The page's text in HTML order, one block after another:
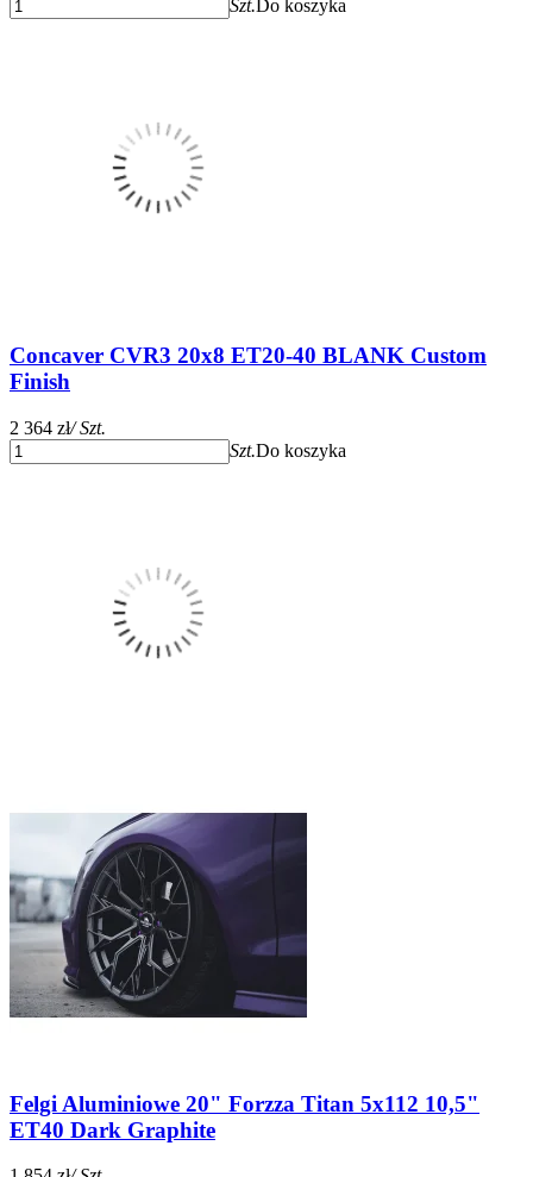
Szt. Do koszyka
Concaver CVR3 20x8 ET20-40 BLANK Custom
Finish
2 364 zł/ Szt.
Szt.Do koszyka
Felgi Aluminiowe 20" Forzza Titan 5x112 10,5"
ET40 Dark Graphite